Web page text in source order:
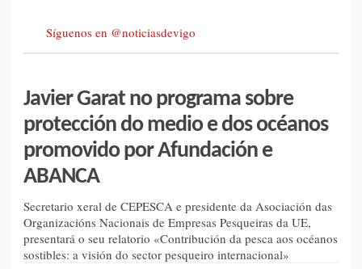
Síguenos en @noticiasdevigo
Javier Garat no programa sobre
protección do medio e dos océanos
promovido por Afundación e
ABANCA
Secretario xeral de CEPESCA e presidente da Asociación das
Organizacións Nacionais de Empresas Pesqueiras da UE,
presentará o seu relatorio «Contribución da pesca aos océanos
sostibles: a visión do sector pesqueiro internacional»